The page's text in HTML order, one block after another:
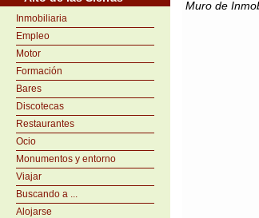
Inmobiliaria
Empleo
Motor
Formación
Bares
Discotecas
Restaurantes
Ocio
Monumentos y entorno
Viajar
Buscando a ...
Alojarse
Muro de